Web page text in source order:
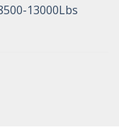
13000Lbs